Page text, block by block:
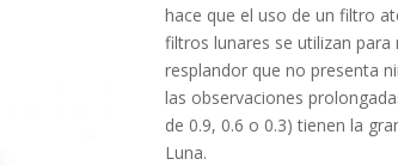
hace que el uso de un filtro
filtros lunares se utilizan
resplandor que no presenta
las observaciones
de 0.9, 0.6 o 0.3) tienen la
Luna.